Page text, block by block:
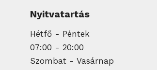
Nyitvatartás
Hétfő - Péntek
07:00 - 20:00
Szombat - Vasárnap